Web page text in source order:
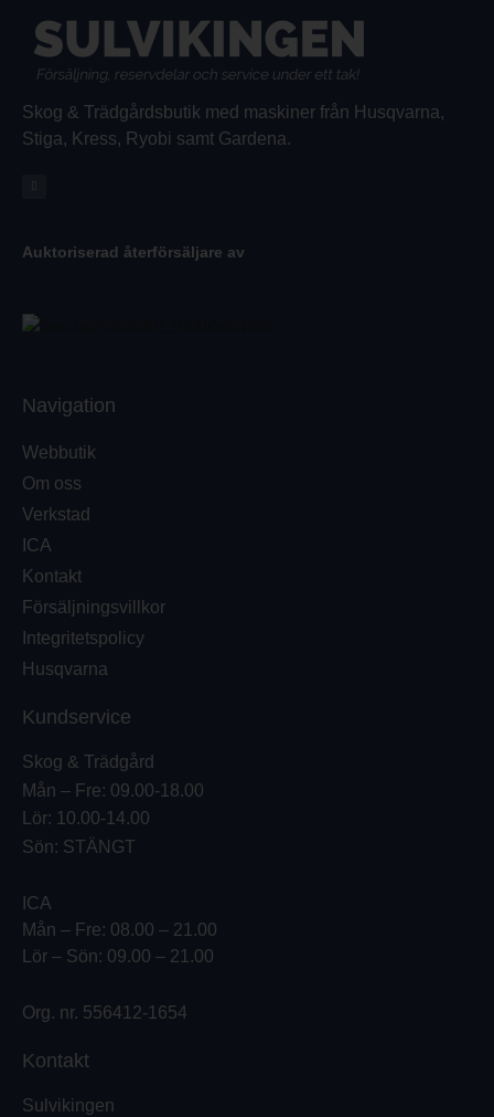
Skog & Trädgårdsbutik med maskiner från Husqvarna,
Stiga, Kress, Ryobi samt Gardena.
Auktoriserad återförsäljare av
Navigation
Webbutik
Om oss
Verkstad
ICA
Kontakt
Försäljningsvillkor
Integritetspolicy
Husqvarna
Kundservice
Skog & Trädgård
Mån – Fre: 09.00-18.00
Lör: 10.00-14.00
Sön: STÄNGT
ICA
Mån – Fre: 08.00 – 21.00
Lör – Sön: 09.00 – 21.00
Org. nr. 556412-1654
Kontakt
Sulvikingen